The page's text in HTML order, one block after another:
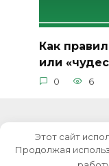
Как
или
0 6
© 2026 Уроки
Этот сайт
Продолжая